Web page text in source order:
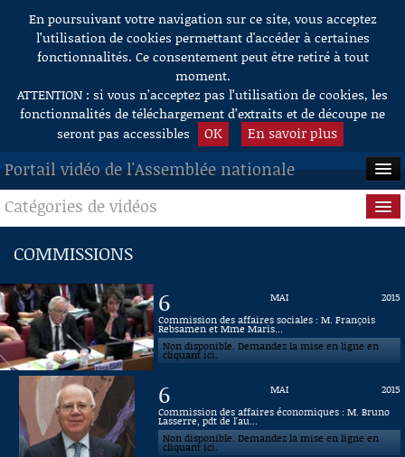
Aller au contenu
En poursuivant votre navigation sur ce site, vous acceptez
l’utilisation de cookies permettant d'accéder à certaines
fonctionnalités. Ce consentement peut être retiré à tout
moment.
ATTENTION : si vous n’acceptez pas l’utilisation de cookies, les
fonctionnalités de téléchargement d’extraits et de découpe ne
seront pas accessibles
OK En savoir plus
Portail vidéo de l'Assemblée nationale
ACCUEIL
EN DIRECT
À LA DEMANDE
RECHERCHE
AIDE À LA DÉCOUPE
DE VIDÉOS
Catégories de vidéos
Questions au Gouvernement
Commissions
Présidence
Évènements
Connaissance, Histoire
COMMISSIONS
6 MAI
2015
Commission des affaires sociales : M. François
Rebsamen et Mme Maris...
Non disponible. Demandez la mise en ligne en
cliquant ici.
6 MAI
2015
Commission des affaires économiques : M. Bruno
Lasserre, pdt de l'au...
Non disponible. Demandez la mise en ligne en
cliquant ici.